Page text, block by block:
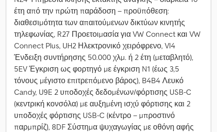
έτη από την πρώτη παράδοση – προϋπόθεση:
διαθεσιμότητα των απαιτούμενων δικτύων κινητής
τηλεφωνίας, R27 Προετοιμασία για VW Connect και VW
Connect Plus, UH2 Ηλεκτρονικό χειρόφρενο, VI4
Ένδειξη συντήρησης 50.000 χλμ. ή 2 έτη (μεταβλητό),
5EV Έγκριση ως φορτηγό με έγκριση N1 (έως 3,5
τόνους μέγιστο επιτρεπόμενο βάρος), B4B4 Λευκό
Candy, U9E 2 υποδοχές δεδομένων/φόρτισης USB-C
(κεντρική κονσόλα) με αυξημένη ισχύ φόρτισης και 2
υποδοχές φόρτισης USB-C (κέντρο – μπροστινό
παρμπρίζ), 8DF Σύστημα ψυχαγωγίας με οθόνη αφής